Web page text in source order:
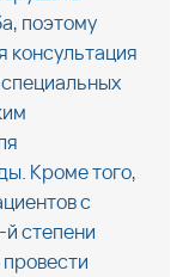
поэтому
консультация
Кроме того,
с
степени